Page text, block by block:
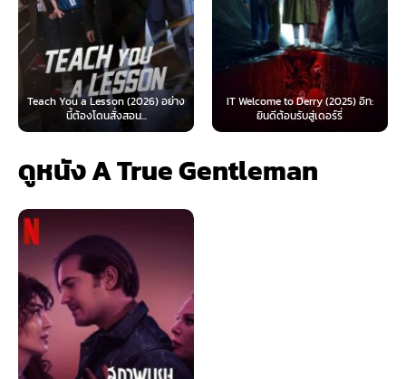
Lesson (2026) อย่าง
IT Welcome to Derry (2025) อิท:
ยินดีต้อนรับสู่เดอร์รี่
Beyond
ดูหนัง A True Gentleman